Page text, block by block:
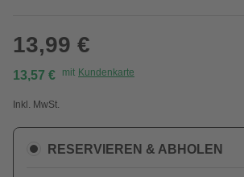
13,99 €
13,57 € mit Kundenkarte
Inkl. MwSt.
RESERVIEREN & ABHOLEN